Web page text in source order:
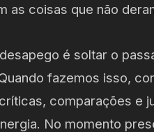
as coisas que não
é soltar o
fazemos isso,
comparações e
No momento